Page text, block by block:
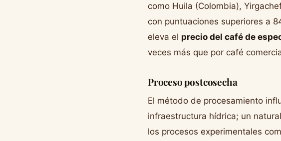
como Huila (Colombia),
con puntuaciones superiores a
eleva el precio del café de
veces más que por café
Proceso postcosecha
El método de procesamiento
infraestructura hídrica; un
los procesos experimentales